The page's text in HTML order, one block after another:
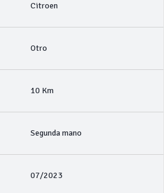
Citroen
Otro
10 Km
Segunda mano
07/2023